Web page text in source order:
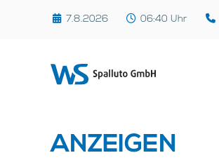
7.8.2026 06:40 Uhr
ANZEIGEN